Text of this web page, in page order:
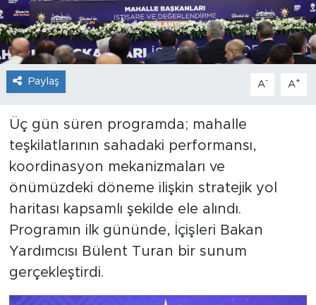
Paylaş A- A+
Üç gün süren programda; mahalle
teşkilatlarının sahadaki performansı,
koordinasyon mekanizmaları ve
önümüzdeki döneme ilişkin stratejik yol
haritası kapsamlı şekilde ele alındı.
Programın ilk gününde, İçişleri Bakan
Yardımcısı Bülent Turan bir sunum
gerçekleştirdi.